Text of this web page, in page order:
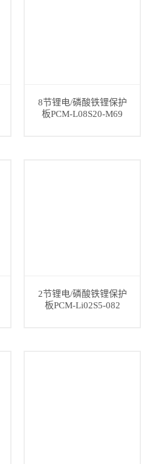
8节锂电/磷酸铁锂保护
板PCM-L08S20-M69
2节锂电/磷酸铁锂保护
板PCM-Li02S5-082